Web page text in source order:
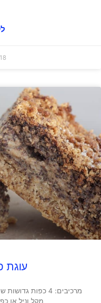
18 במאי 2015
עוגת
מקל וניל או